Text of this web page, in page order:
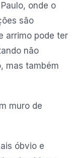
onde o
são
arrimo pode ter
não
mas também
muro de
óbvio e